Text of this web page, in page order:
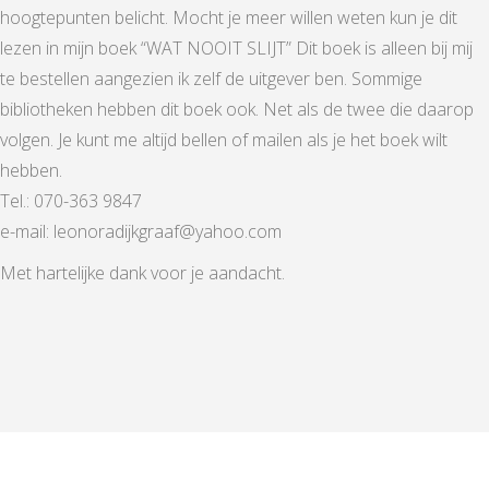
hoogtepunten belicht. Mocht je meer willen weten kun je dit
lezen in mijn boek “WAT NOOIT SLIJT” Dit boek is alleen bij mij
te bestellen aangezien ik zelf de uitgever ben. Sommige
bibliotheken hebben dit boek ook. Net als de twee die daarop
volgen. Je kunt me altijd bellen of mailen als je het boek wilt
hebben.
Tel.: 070-363 9847
e-mail: leonoradijkgraaf@yahoo.com
Met hartelijke dank voor je aandacht.